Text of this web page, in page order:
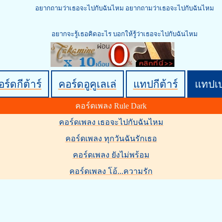
อยากถามว่าเธอจะไปกับฉันไหม อยากถามว่าเธอจะไปกับฉันไหม
อยากจะรู้เธอคิดอะไร บอกให้รู้ว่าเธอจะไปกับฉันไหม
ร์ดกีต้าร์ คอร์ดอูคูเลเล่ แทปกีต้าร์ แทปเ
คอร์ดเพลง Rule Dark
คอร์ดเพลง เธอจะไปกับฉันไหม
คอร์ดเพลง ทุกวันฉันรักเธอ
คอร์ดเพลง ยังไม่พร้อม
คอร์ดเพลง โอ้...ความรัก